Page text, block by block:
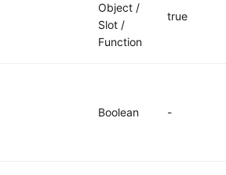
Object /
Slot /
Function
true
Boolean -